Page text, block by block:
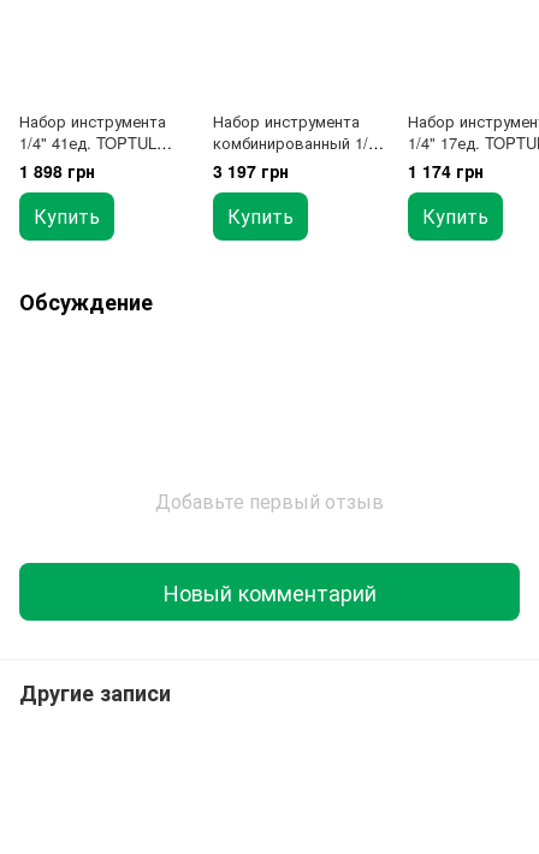
Набор инструмента
1/4" 41ед. TOPTUL
GCAI4102
1 898 грн
Купить
Набор инструмента
комбинированный 1/4"
51ед. TOPTUL
GCAI5101 GCAI5102
3 197 грн
Купить
Набор
1/4" 17ед.
GCAD1701
1 174 грн
Купить
Обсуждение
Добавьте первый отзыв
Новый комментарий
Другие записи